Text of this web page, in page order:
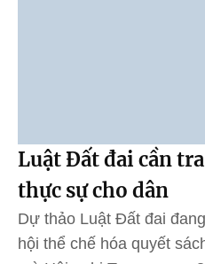
Luật Đất đai cần
thực sự cho dân
Dự thảo Luật Đất đai
hội thể chế hóa quyết